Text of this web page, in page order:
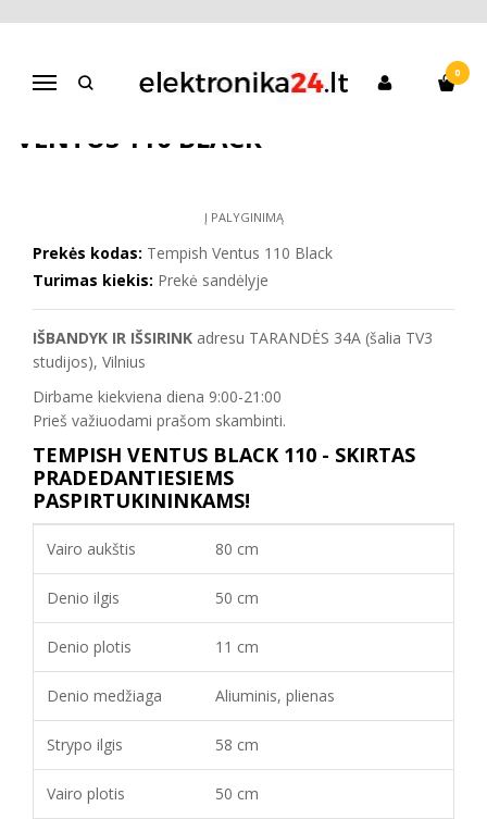
Navigacija
0
Pagrindinis Paspirtukai
Vaikams
TRIUKINIS PASPIRTUKAS TEMPISH
VENTUS 110 BLACK
Į PALYGINIMĄ
Prekės kodas: Tempish Ventus 110 Black
Turimas kiekis: Prekė sandėlyje
IŠBANDYK IR IŠSIRINK adresu TARANDĖS 34A (šalia TV3
studijos), Vilnius
Dirbame kiekviena diena 9:00-21:00
Prieš važiuodami prašom skambinti.
TEMPISH VENTUS BLACK 110 - SKIRTAS
PRADEDANTIESIEMS
PASPIRTUKININKAMS!
Vairo aukštis 80 cm
Denio ilgis 50 cm
Denio plotis 11 cm
Denio medžiaga Aliuminis, plienas
Strypo ilgis 58 cm
Vairo plotis 50 cm